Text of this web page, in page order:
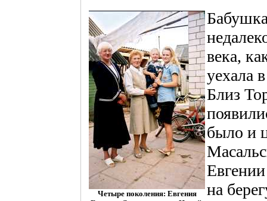
Четыре поколения: Евгения
века,
уехала
Близ
было и
на